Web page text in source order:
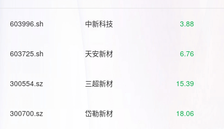
603996.sh 中新科技 3.88
603725.sh 天安新材 6.76
300554.sz 三超新材 15.39
300700.sz 岱勒新材 18.06